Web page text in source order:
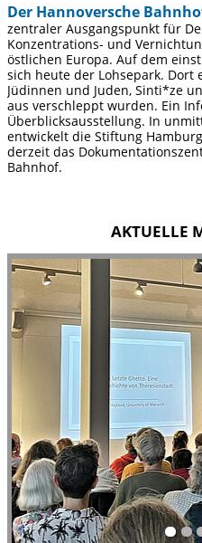
Der Hannoversche
zentraler Ausgangspunkt für
Konzentrations- und
östlichen Europa. Auf dem
sich heute der Lohsepark.
Jüdinnen und Juden, Sinti*ze
aus verschleppt wurden. Ein
Überblicksausstellung. In
entwickelt die Stiftung
derzeit das
Bahnhof.
AKTUELLE
slide
2
of
5